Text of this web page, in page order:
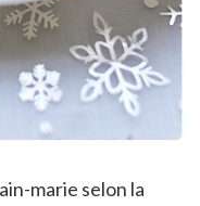
marie selon la